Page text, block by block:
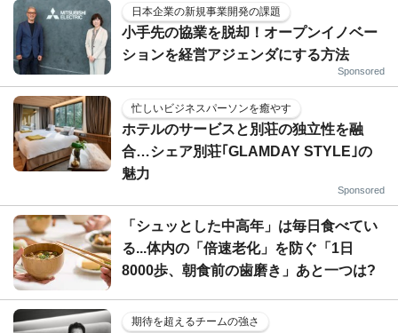
日本企業の新規事業開発の課題
小手先の協業を脱却！オープンイノベー
ションを経営アジェンダにする方法
Sponsored
忙しいビジネスパーソンを癒やす
ホテルのサービスと別荘の独立性を融
合…シェア別荘｢GLAMDAY STYLE｣の
魅力
Sponsored
「シュッとした中高年」は毎日食べてい
る...体内の「倍速老化」を防ぐ「1日
8000歩、朝食前の歯磨き」あと一つは?
期待を超えるチームの強さ